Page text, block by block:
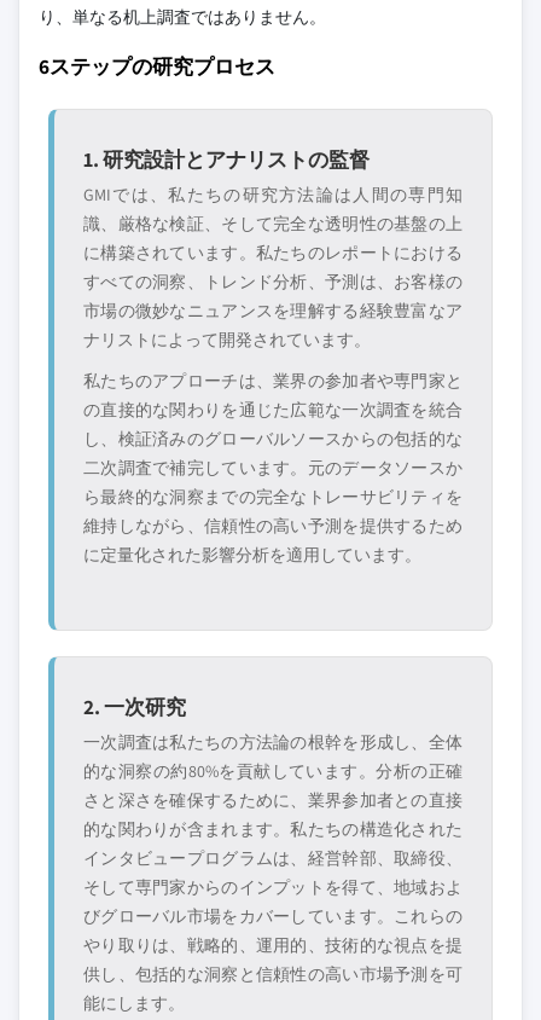
り、単なる机上調査ではありません。
6ステップの研究プロセス
1. 研究設計とアナリストの監督
GMIでは、私たちの研究方法論は人間の専門知
識、厳格な検証、そして完全な透明性の基盤の上
に構築されています。私たちのレポートにおける
すべての洞察、トレンド分析、予測は、お客様の
市場の微妙なニュアンスを理解する経験豊富なア
ナリストによって開発されています。
私たちのアプローチは、業界の参加者や専門家と
の直接的な関わりを通じた広範な一次調査を統合
し、検証済みのグローバルソースからの包括的な
二次調査で補完しています。元のデータソースか
ら最終的な洞察までの完全なトレーサビリティを
維持しながら、信頼性の高い予測を提供するため
に定量化された影響分析を適用しています。
2. 一次研究
一次調査は私たちの方法論の根幹を形成し、全体
的な洞察の約80%を貢献しています。分析の正確
さと深さを確保するために、業界参加者との直接
的な関わりが含まれます。私たちの構造化された
インタビュープログラムは、経営幹部、取締役、
そして専門家からのインプットを得て、地域およ
びグローバル市場をカバーしています。これらの
やり取りは、戦略的、運用的、技術的な視点を提
供し、包括的な洞察と信頼性の高い市場予測を可
能にします。